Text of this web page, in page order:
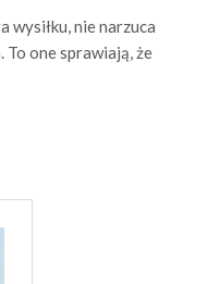
wysiłku, nie narzuca
one sprawiają, że